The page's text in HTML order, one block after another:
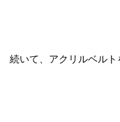
続いて、アクリルベル